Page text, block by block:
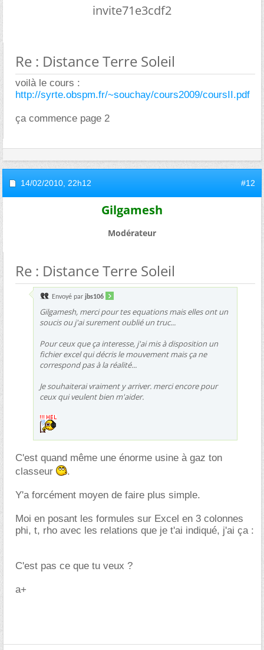
invite71e3cdf2
Re : Distance Terre Soleil
voilà le cours :
http://syrte.obspm.fr/~souchay/cours2009/coursII.pdf
ça commence page 2
14/02/2010, 22h12 #12
Gilgamesh
Modérateur
Re : Distance Terre Soleil
Envoyé par jbs106
Gilgamesh, merci pour tes equations mais elles ont un
soucis ou j'ai surement oublié un truc...
Pour ceux que ça interesse, j'ai mis à disposition un
fichier excel qui décris le mouvement mais ça ne
correspond pas à la réalité...
Je souhaiterai vraiment y arriver. merci encore pour
ceux qui veulent bien m'aider.
C'est quand même une énorme usine à gaz ton
classeur
.
Y'a forcément moyen de faire plus simple.
Moi en posant les formules sur Excel en 3 colonnes
phi, t, rho avec les relations que je t'ai indiqué, j'ai ça :
C'est pas ce que tu veux ?
a+